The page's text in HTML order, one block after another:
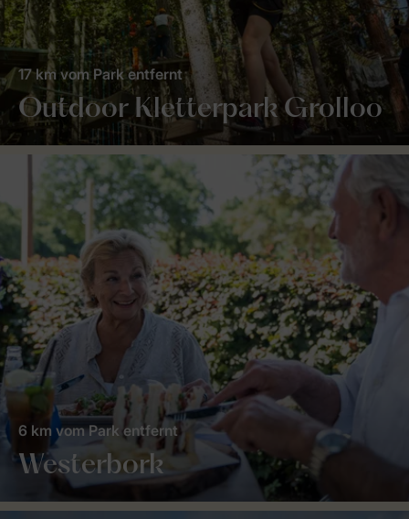
Outdoor Kletterpark Grolloo
17 km vom Park entfernt
Westerbork
6 km vom Park entfernt